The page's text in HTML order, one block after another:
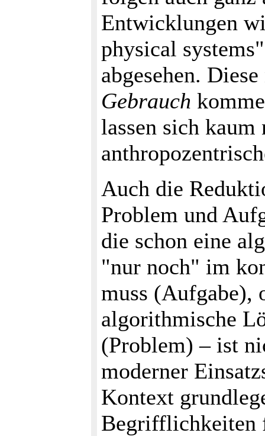
Entwicklungen
physical
abgesehen.
Gebrauch
lassen sich
Auch die
Problem und
die schon eine
"nur noch" im
muss (Aufgabe),
algorithmische
(Problem) – ist
moderner
Kontext
Begrifflichkeiten